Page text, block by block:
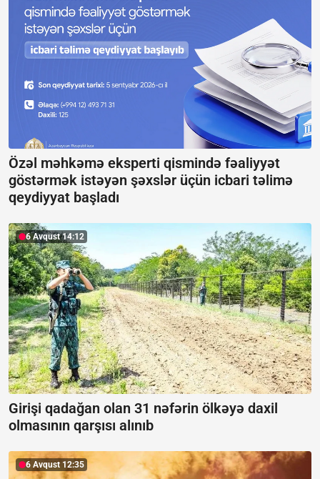
Özəl məhkəmə eksperti qismində fəaliyyət
göstərmək istəyən şəxslər üçün icbari təlimə
qeydiyyat başladı
6 Avqust 14:12
Girişi qadağan olan 31 nəfərin ölkəyə daxil
olmasının qarşısı alınıb
6 Avqust 12:35